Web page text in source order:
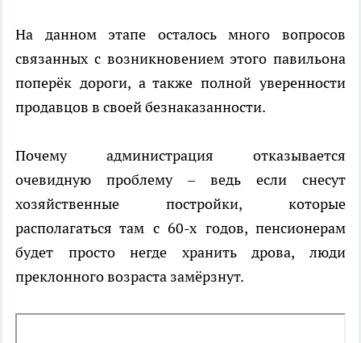
На данном этапе осталось много вопросов
связанных с возникновением этого павильона
поперёк дороги, а также полной уверенности
продавцов в своей безнаказанности.
Почему администрация отказывается
очевидную проблему – ведь если снесут
хозяйственные постройки, которые
располагаться там с 60-х годов, пенсионерам
будет просто негде хранить дрова, люди
преклонного возраста замёрзнут.